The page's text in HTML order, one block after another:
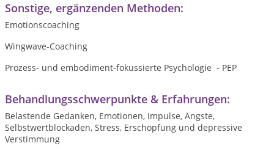
Sonstige, ergänzenden Methoden:
Emotionscoaching
Wingwave-Coaching
Prozess- und embodiment-fokussierte Psychologie - PEP
Behandlungsschwerpunkte & Erfahrungen:
Belastende Gedanken, Emotionen, Impulse, Ängste,
Selbstwertblockaden, Stress, Erschöpfung und depressive
Verstimmung